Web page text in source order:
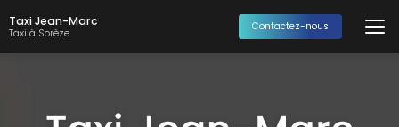
au
contenu
principal
Taxi Jean-Marc
Taxi à Sorèze Contactez-nous